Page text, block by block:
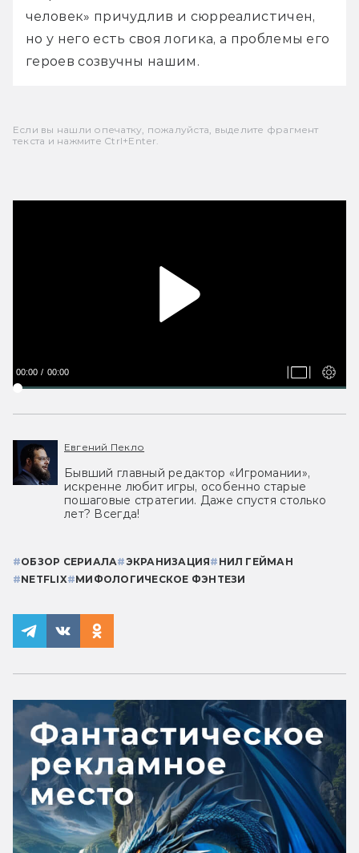
человек» причудлив и сюрреалистичен,
но у него есть своя логика, а проблемы его
героев созвучны нашим.
Если вы нашли опечатку, пожалуйста, выделите фрагмент
текста и нажмите Ctrl+Enter.
00:00 00:00
Евгений Пекло
Бывший главный редактор «Игромании»,
искренне любит игры, особенно старые
пошаговые стратегии. Даже спустя столько
лет? Всегда!
#ОБЗОР СЕРИАЛА#ЭКРАНИЗАЦИЯ# НИЛ ГЕЙМАН
#NETFLIX#МИФОЛОГИЧЕСКОЕ ФЭНТЕЗИ